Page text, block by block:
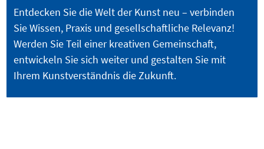
Entdecken Sie die Welt der Kunst neu – verbinden
Sie Wissen, Praxis und gesellschaftliche Relevanz!
Werden Sie Teil einer kreativen Gemeinschaft,
entwickeln Sie sich weiter und gestalten Sie mit
Ihrem Kunstverständnis die Zukunft.